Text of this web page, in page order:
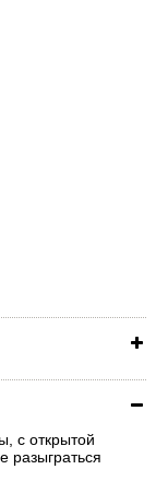
с открытой
разыграться